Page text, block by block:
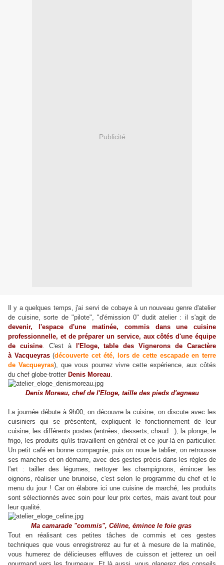
Publicité
Il y a quelques temps, j'ai servi de cobaye à un nouveau genre d'atelier
de cuisine, sorte de "pilote", "d'émission 0" dudit atelier : il s'agit de
devenir, l'espace d'une matinée, commis dans une cuisine
professionnelle, et de préparer un service, aux côtés d'une équipe
de cuisine. C'est à
l'Eloge, table des Vignerons de Caractère
à Vacqueyras(découverte cet été, lors de cette escapade en terre
de Vacqueyras), que vous pourrez vivre cette expérience, aux côtés
du chef globe-trotter Denis Moreau.
Denis Moreau, chef de l'Eloge, taille des pieds d'agneau
La journée débute à 9h00, on découvre la cuisine, on discute avec les
cuisiniers qui se présentent, expliquent le fonctionnement de leur
cuisine, les différents postes (entrées, desserts, chaud...), la plonge, le
frigo, les produits qu'ils travaillent en général et ce jour-là en particulier.
Un petit café en bonne compagnie, puis on noue le tablier, on retrousse
ses manches et on démarre, avec des gestes précis dans les règles de
l'art : tailler des légumes, nettoyer les champignons, émincer les
oignons, réaliser une brunoise, c'est selon le programme du chef et le
menu du jour ! Car on élabore ici une cuisine de marché, les produits
sont sélectionnés avec soin pour leur prix certes, mais avant tout pour
leur qualité.
Ma camarade "commis", Céline, émince le foie gras
Tout en réalisant ces petites tâches de commis et ces gestes
techniques que vous enregistrerez au fur et à mesure de la matinée,
vous humerez de délicieuses effluves de cuisson et jetterez un oeil